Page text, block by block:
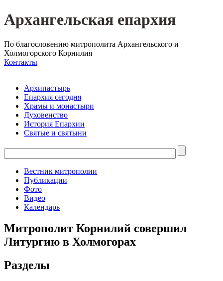
Архангельская епархия
По благословению митрополита Архангельского и
Холмогорского Корнилия
Контакты
Архипастырь
Епархия сегодня
Храмы и монастыри
Духовенство
История Епархии
Святые и святыни
Вестник митрополии
Публикации
Фото
Видео
Календарь
Митрополит Корнилий совершил
Литургию в Холмогорах
Разделы